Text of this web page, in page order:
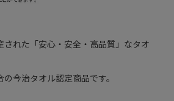
れた「安心・安全・高品質」なタオ
今治タオル認定商品です。